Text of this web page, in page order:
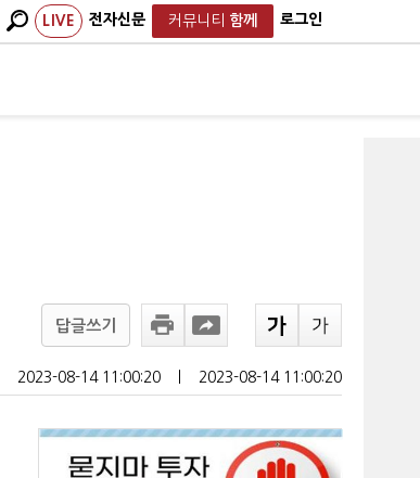
LIVE 전자신문 커뮤니티 함께 로그인
답글쓰기
2023-08-14 11:00:20 2023-08-14 11:00:20